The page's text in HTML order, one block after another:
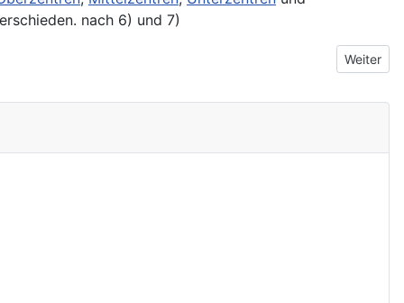
nach 6) und 7)
Nächster
Weiter